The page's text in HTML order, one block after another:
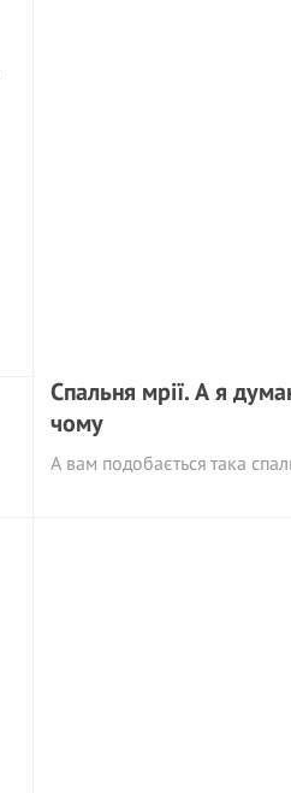
Спальня мрії. А я
чому
А вам подобається така